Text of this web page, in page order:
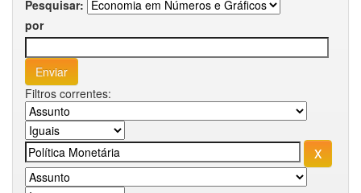
Pesquisar:
por
Filtros correntes: